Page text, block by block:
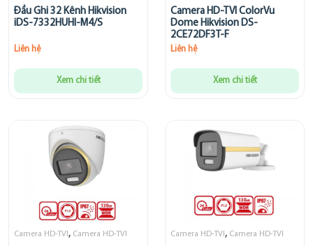
Đầu Ghi 32 Kênh Hikvision
iDS-7332HUHI-M4/S
Liên hệ
Xem chi tiết
Camera HD-TVI ColorVu
Dome Hikvision DS-
2CE72DF3T-F
Liên hệ
Xem chi tiết
Camera HD-TVI , Camera HD-TVI Camera HD-TVI , Camera HD-TVI